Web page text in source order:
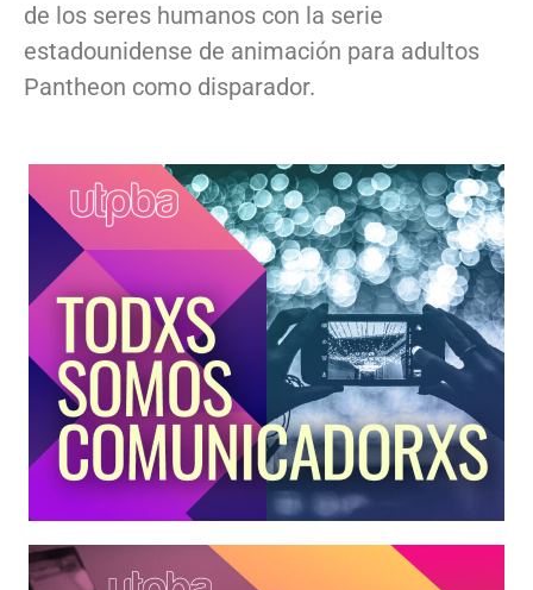
de los seres humanos con la serie
estadounidense de animación para adultos
Pantheon como disparador.